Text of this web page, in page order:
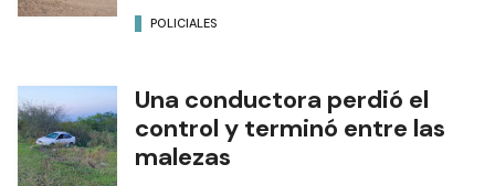
POLICIALES
Una conductora perdió el
control y terminó entre las
malezas